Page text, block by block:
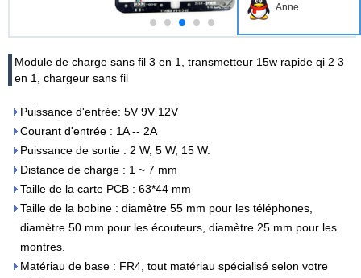
Module de charge sans fil 3 en 1, transmetteur 15w rapide qi 2 3
en 1, chargeur sans fil
Puissance d'entrée: 5V 9V 12V
Courant d'entrée : 1A -- 2A
Puissance de sortie : 2 W, 5 W, 15 W.
Distance de charge : 1 ~ 7 mm
Taille de la carte PCB : 63*44 mm
Taille de la bobine : diamètre 55 mm pour les téléphones,
diamètre 50 mm pour les écouteurs, diamètre 25 mm pour les
montres.
Matériau de base : FR4, tout matériau spécialisé selon votre
Anne